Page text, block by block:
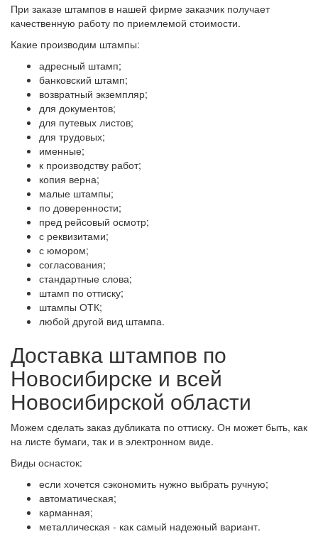
При заказе штампов в нашей фирме заказчик получает
качественную работу по приемлемой стоимости.
Какие производим штампы:
адресный штамп;
банковский штамп;
возвратный экземпляр;
для документов;
для путевых листов;
для трудовых;
именные;
к производству работ;
копия верна;
малые штампы;
по доверенности;
пред рейсовый осмотр;
с реквизитами;
с юмором;
согласования;
стандартные слова;
штамп по оттиску;
штампы ОТК;
любой другой вид штампа.
Доставка штампов по
Новосибирске и всей
Новосибирской области
Можем сделать заказ дубликата по оттиску. Он может быть, как
на листе бумаги, так и в электронном виде.
Виды оснасток:
если хочется сэкономить нужно выбрать ручную;
автоматическая;
карманная;
металлическая - как самый надежный вариант.